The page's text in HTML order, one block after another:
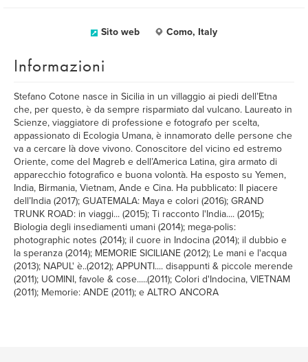
Sito web Como, Italy
Informazioni
Stefano Cotone nasce in Sicilia in un villaggio ai piedi dell’Etna
che, per questo, è da sempre risparmiato dal vulcano. Laureato in
Scienze, viaggiatore di professione e fotografo per scelta,
appassionato di Ecologia Umana, è innamorato delle persone che
va a cercare là dove vivono. Conoscitore del vicino ed estremo
Oriente, come del Magreb e dell’America Latina, gira armato di
apparecchio fotografico e buona volontà. Ha esposto su Yemen,
India, Birmania, Vietnam, Ande e Cina. Ha pubblicato: Il piacere
dell’India (2017); GUATEMALA: Maya e colori (2016); GRAND
TRUNK ROAD: in viaggi... (2015); Ti racconto l'India.... (2015);
Biologia degli insediamenti umani (2014); mega-polis:
photographic notes (2014); il cuore in Indocina (2014); il dubbio e
la speranza (2014); MEMORIE SICILIANE (2012); Le mani e l'acqua
(2013); NAPUL' è..(2012); APPUNTI.... disappunti & piccole merende
(2011); UOMINI, favole & cose.....(2011); Colori d'Indocina, VIETNAM
(2011); Memorie: ANDE (2011); e ALTRO ANCORA